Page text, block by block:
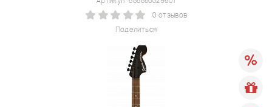
Поделиться
0 отзывов